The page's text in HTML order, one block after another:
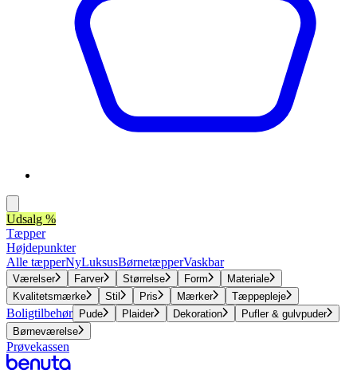
Udsalg %
Tæpper
Højdepunkter
Alle tæpperNyLuksusBørnetæpperVaskbar
Værelser Farver Størrelse Form
Materiale
Kvalitetsmærke
Stil Pris Mærker Tæppepleje
Boligtilbehør Pude Plaider Dekoration
Pufler & gulvpuder
Børneværelse
Prøvekassen